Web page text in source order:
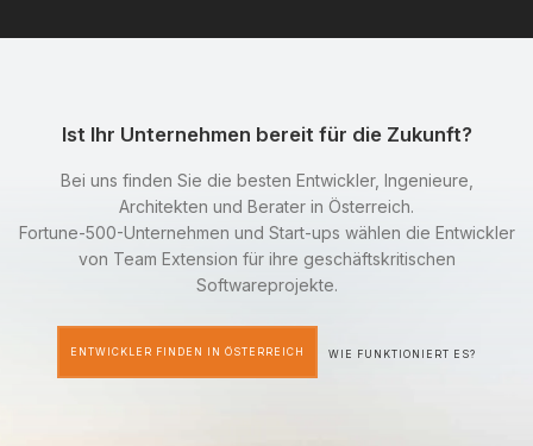
Ist Ihr Unternehmen bereit für die Zukunft?
Bei uns finden Sie die besten Entwickler, Ingenieure,
Architekten und Berater in Österreich.
Fortune-500-Unternehmen und Start-ups wählen die Entwickler
von Team Extension für ihre geschäftskritischen
Softwareprojekte.
ENTWICKLER FINDEN IN ÖSTERREICH WIE FUNKTIONIERT ES?